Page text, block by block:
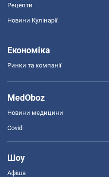
Рецепти
Новини Кулінарії
Економіка
Ринки та компанії
MedOboz
Новини медицини
Covid
Шоу
Афіша